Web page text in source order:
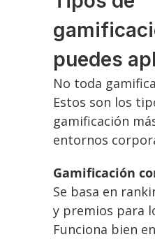
puedes
No toda
Estos son los
gamificación
entornos
Gamificación
Se basa en
y premios para
Funciona bien